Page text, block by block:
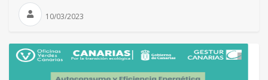
10/03/2023